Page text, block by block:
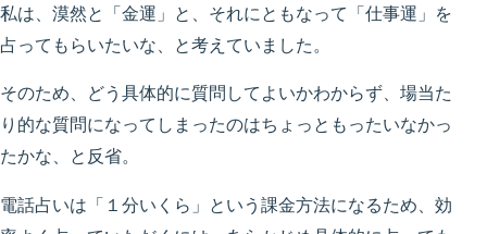
私は、漠然と「金運」と、それにともなって「仕事運」を
占ってもらいたいな、と考えていました。
そのため、どう具体的に質問してよいかわからず、場当た
り的な質問になってしまったのはちょっともったいなかっ
たかな、と反省。
電話占いは「１分いくら」という課金方法になるため、効